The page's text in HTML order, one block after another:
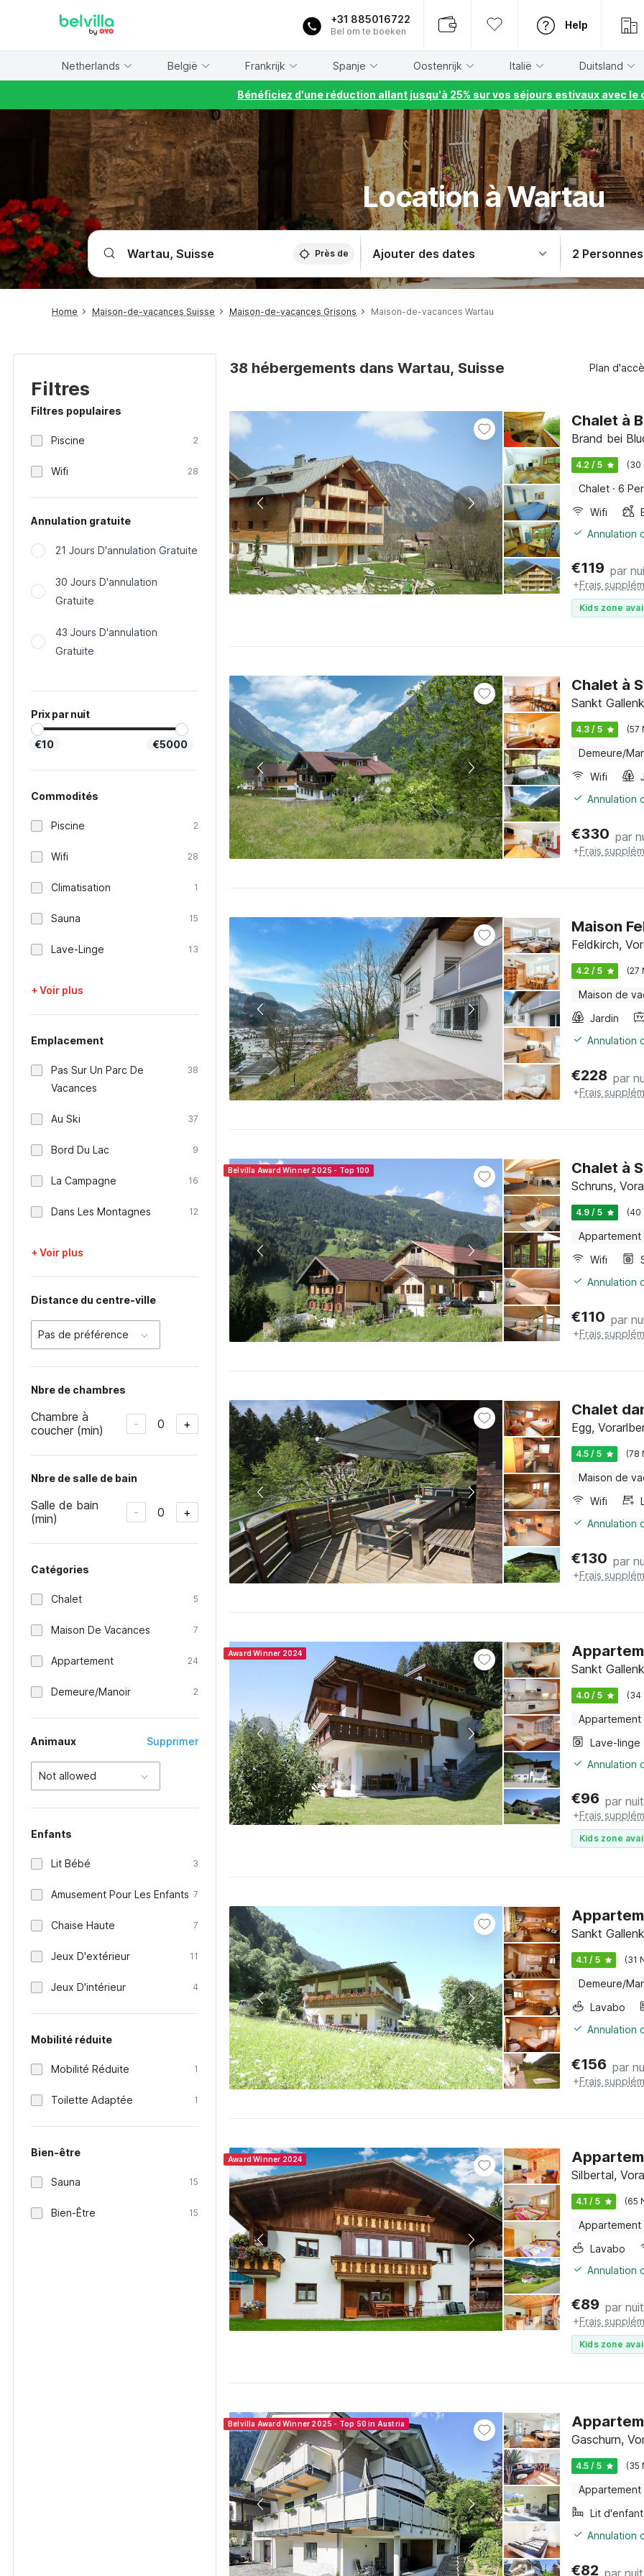
+31 885016722
Bel om te boeken
Help
Netherlands België Frankrijk Spanje Oostenrijk Italië Duitsland
Bénéficiez d'une réduction allant jusqu'à 25% sur vos séjours estivaux avec le
Location à Wartau
Près de Ajouter des dates 2 Personnes
Home Maison-de-vacances Suisse Maison-de-vacances Grisons Maison-de-vacances Wartau
Filtres
Filtres populaires
Piscine 2
Wifi 28
Annulation gratuite
21 Jours D'annulation Gratuite
30 Jours D'annulation
Gratuite
43 Jours D'annulation
Gratuite
Prix par nuit
€10 €5000
Commodités
Piscine 2
Wifi 28
Climatisation 1
Sauna 15
Lave-Linge 13
+ Voir plus
Emplacement
Pas Sur Un Parc De
Vacances
38
Au Ski 37
Bord Du Lac 9
La Campagne 16
Dans Les Montagnes 12
+ Voir plus
Distance du centre-ville
Pas de préférence
Nbre de chambres
Chambre à
coucher (min)
- 0 +
Nbre de salle de bain
Salle de bain
(min)
- 0 +
Catégories
Chalet 5
Maison De Vacances 7
Appartement 24
Demeure/Manoir 2
Animaux Supprimer
Not allowed
Enfants
Lit Bébé 3
Amusement Pour Les Enfants 7
Chaise Haute 7
Jeux D'extérieur 11
Jeux D'intérieur 4
Mobilité réduite
Mobilité Réduite 1
Toilette Adaptée 1
Bien-être
Sauna 15
Bien-Être 15
38 hébergements dans Wartau, Suisse Plan
Chalet à
Brand bei
4.2 / 5 (30
Chalet · 6
Wifi
Annulation
€119 par
+Frais
Kids zone
Chalet à
Sankt
4.3 / 5 (57
Demeure/
Wifi
Annulation
€330 par
+Frais
Maison
Feldkirch,
4.2 / 5 (27
Maison de
Jardin
Annulation
€228 par
+Frais
Belvilla Award Winner 2025 - Top 100 Chalet à
Schruns,
4.9 / 5 (40
Appartement
Wifi
Annulation
€110 par
+Frais
Chalet
Egg,
4.5 / 5 (78
Maison de
Wifi
Annulation
€130 par
+Frais
Award Winner 2024
Sankt
4.0 / 5 (34
Appartement
Lave-linge
Annulation
€96 par nuit
+Frais
Kids zone
Sankt
4.1 / 5 (31
Demeure/
Lavabo
Annulation
€156 par
+Frais
Award Winner 2024
Silbertal,
4.1 / 5 (65
Appartement
Lavabo
Annulation
€89 par nuit
+Frais
Kids zone
Belvilla Award Winner 2025 - Top 50 in Austria
Gaschurn,
4.5 / 5 (35
Appartement
Lit d'enfant
Annulation
€82 par nuit